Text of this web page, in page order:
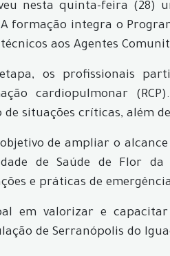
nesta quinta-feira (28)
formação integra o
aos Agentes
os profissionais
cardiopulmonar
de situações críticas, além
de ampliar o
de Saúde de Flor
e práticas de
em valorizar e
de Serranópolis do